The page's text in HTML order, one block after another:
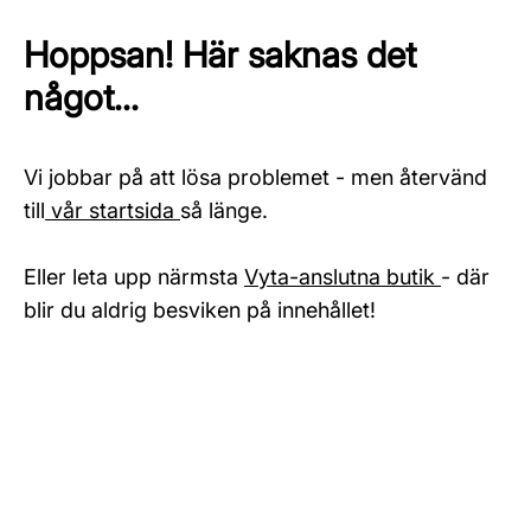
Hoppsan! Här saknas det
något...
Vi jobbar på att lösa problemet - men återvänd
till vår startsida så länge.
Eller leta upp närmsta Vyta-anslutna butik - där
blir du aldrig besviken på innehållet!